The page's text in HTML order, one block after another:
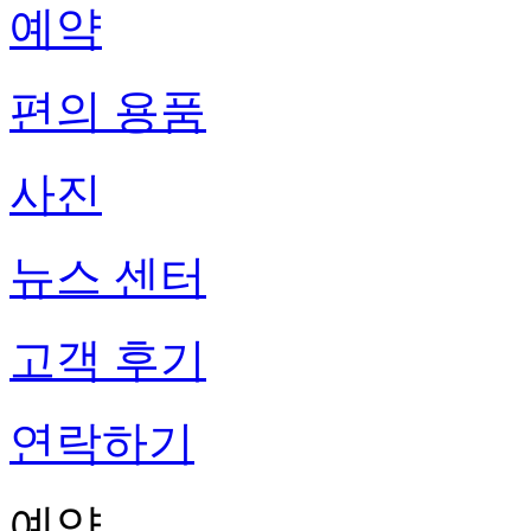
예약
편의 용품
사진
뉴스 센터
고객 후기
연락하기